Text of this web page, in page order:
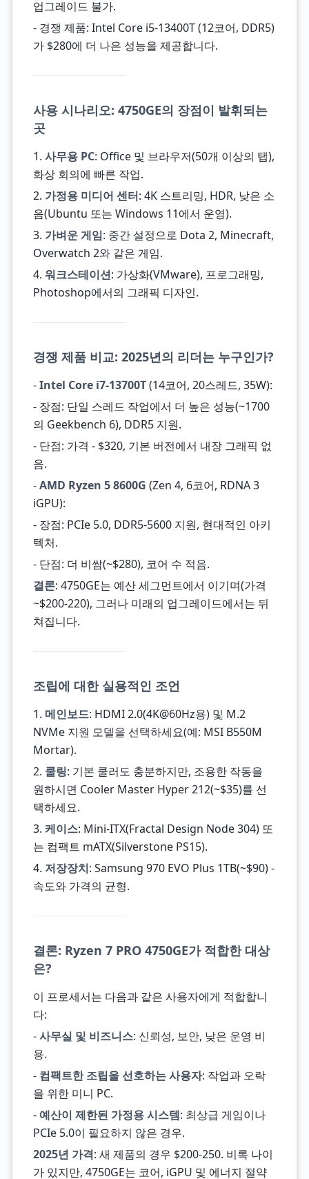
업그레이드 불가.
- 경쟁 제품: Intel Core i5-13400T (12코어, DDR5)
가 $280에 더 나은 성능을 제공합니다.
사용 시나리오: 4750GE의 장점이 발휘되는
곳
1. 사무용 PC: Office 및 브라우저(50개 이상의 탭),
화상 회의에 빠른 작업.
2. 가정용 미디어 센터: 4K 스트리밍, HDR, 낮은 소
음(Ubuntu 또는 Windows 11에서 운영).
3. 가벼운 게임: 중간 설정으로 Dota 2, Minecraft,
Overwatch 2와 같은 게임.
4. 워크스테이션: 가상화(VMware), 프로그래밍,
Photoshop에서의 그래픽 디자인.
경쟁 제품 비교: 2025년의 리더는 누구인가?
-Intel Core i7-13700T(14코어, 20스레드, 35W):
- 장점: 단일 스레드 작업에서 더 높은 성능(~1700
의 Geekbench 6), DDR5 지원.
- 단점: 가격 - $320, 기본 버전에서 내장 그래픽 없
음.
-AMD Ryzen 5 8600G (Zen 4, 6코어, RDNA 3
iGPU):
- 장점: PCIe 5.0, DDR5-5600 지원, 현대적인 아키
텍처.
- 단점: 더 비쌈(~$280), 코어 수 적음.
결론: 4750GE는 예산 세그먼트에서 이기며(가격
~$200-220), 그러나 미래의 업그레이드에서는 뒤
쳐집니다.
조립에 대한 실용적인 조언
1. 메인보드: HDMI 2.0(4K@60Hz용) 및 M.2
NVMe 지원 모델을 선택하세요(예: MSI B550M
Mortar).
2. 쿨링: 기본 쿨러도 충분하지만, 조용한 작동을
원하시면 Cooler Master Hyper 212(~$35)를 선
택하세요.
3. 케이스: Mini-ITX(Fractal Design Node 304) 또
는 컴팩트 mATX(Silverstone PS15).
4. 저장장치: Samsung 970 EVO Plus 1TB(~$90) -
속도와 가격의 균형.
결론: Ryzen 7 PRO 4750GE가 적합한 대상
은?
이 프로세서는 다음과 같은 사용자에게 적합합니
다:
-사무실 및 비즈니스: 신뢰성, 보안, 낮은 운영 비
용.
- 컴팩트한 조립을 선호하는 사용자: 작업과 오락
을 위한 미니 PC.
- 예산이 제한된 가정용 시스템: 최상급 게임이나
PCIe 5.0이 필요하지 않은 경우.
2025년 가격: 새 제품의 경우 $200-250. 비록 나이
가 있지만, 4750GE는 코어, iGPU 및 에너지 절약